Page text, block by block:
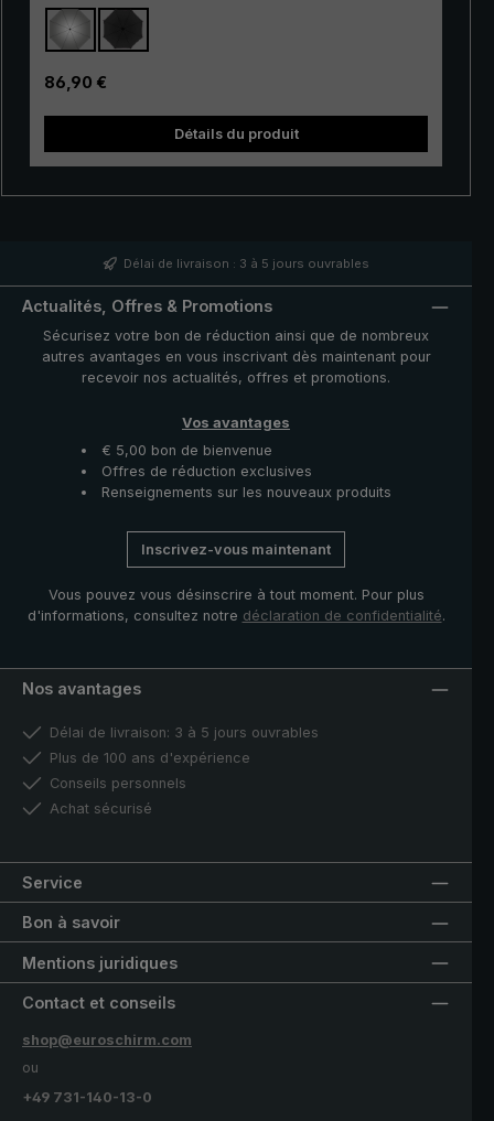
L'air traverse la toile grâce à sa construction à double
toile avec fentes pour le vent. Ainsi, la surface
d'attaque du vent diminue considérablement sur la toile.
Il faut beaucoup moins de force pour maintenir le
parapluie stable en cas de rafales de vent. Il s'agit d'un
avantage majeur, notamment sur les terrains de golf où
des rafales de vent peuvent produire de manière
incontrôlée. De plus, les baleines très flexibles et
supérieure résistent au vent de tempête. Avec son
la pluie passée, ce parapluie canne en extra-large se
replie tout simplement avec deux bandes de fermeture.
Prix régulier :
86,90 €
Détails du produit
Délai de livraison : 3 à 5 jours ouvrables
Actualités, Offres & Promotions
Sécurisez votre bon de réduction ainsi que de nombreux
autres avantages en vous inscrivant dès maintenant pour
recevoir nos actualités, offres et promotions.
Vos avantages
€ 5,00 bon de bienvenue
Offres de réduction exclusives
Renseignements sur les nouveaux produits
Inscrivez-vous maintenant
Vous pouvez vous désinscrire à tout moment. Pour plus
d'informations, consultez notre déclaration de confidentialité.
Nos avantages
Délai de livraison: 3 à 5 jours ouvrables
Plus de 100 ans d'expérience
Conseils personnels
Achat sécurisé
Service
Bon à savoir
Mentions juridiques
Contact et conseils
shop@euroschirm.com
ou
+49 731-140-13-0